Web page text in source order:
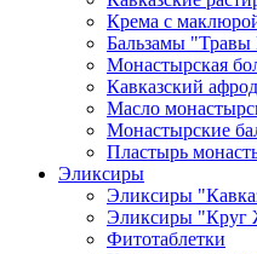
Крема с
Бальзамы "Травы
Монастырская
Кавказский
Масло
Монастырские
Пластырь
Эликсиры
Эликсиры
Эликсиры "Круг
Фитотаблетки